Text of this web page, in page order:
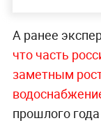
А ранее
что часть
заметным
прошлого